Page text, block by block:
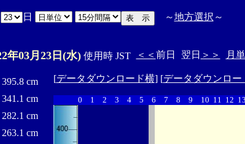
日 ～地方選択 ～
年03月23日(水)使用時 JST ＜＜ 前日 翌日 ＞＞ 月
395.8 cm
341.1 cm
282.1 cm
263.1 cm
[データダウンロード横] [データダウンロー
0 1 2 3 4 5 6 7 8 9 10 11 12 13